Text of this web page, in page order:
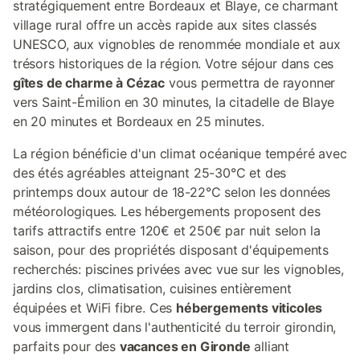
stratégiquement entre Bordeaux et Blaye, ce charmant
village rural offre un accès rapide aux sites classés
UNESCO, aux vignobles de renommée mondiale et aux
trésors historiques de la région. Votre séjour dans ces
gîtes de charme à Cézacvous permettra de rayonner
vers Saint-Émilion en 30 minutes, la citadelle de Blaye
en 20 minutes et Bordeaux en 25 minutes.
La région bénéficie d'un climat océanique tempéré avec
des étés agréables atteignant 25-30°C et des
printemps doux autour de 18-22°C selon les données
météorologiques. Les hébergements proposent des
tarifs attractifs entre 120€ et 250€ par nuit selon la
saison, pour des propriétés disposant d'équipements
recherchés: piscines privées avec vue sur les vignobles,
jardins clos, climatisation, cuisines entièrement
équipées et WiFi fibre. Ces hébergements viticoles
vous immergent dans l'authenticité du terroir girondin,
parfaits pour des vacances en Gironde alliant